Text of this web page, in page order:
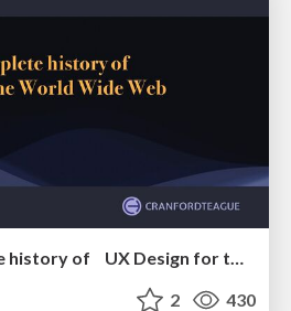
A brief & incomplete history of UX Design for the World Wide Web: 1989–2019
2 430